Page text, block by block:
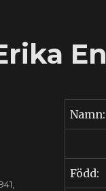
Namn:
Född: